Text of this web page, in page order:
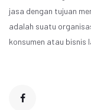
jasa dengan tujuan
adalah suatu
konsumen atau bisnis